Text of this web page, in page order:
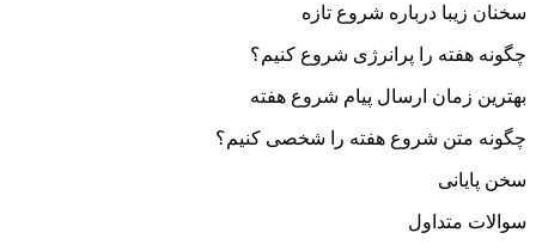
سخنان زیبا درباره شروع تازه
چگونه هفته را پرانرژی شروع کنیم؟
بهترین زمان ارسال پیام شروع هفته
چگونه متن شروع هفته را شخصی کنیم؟
سخن پایانی
سوالات متداول